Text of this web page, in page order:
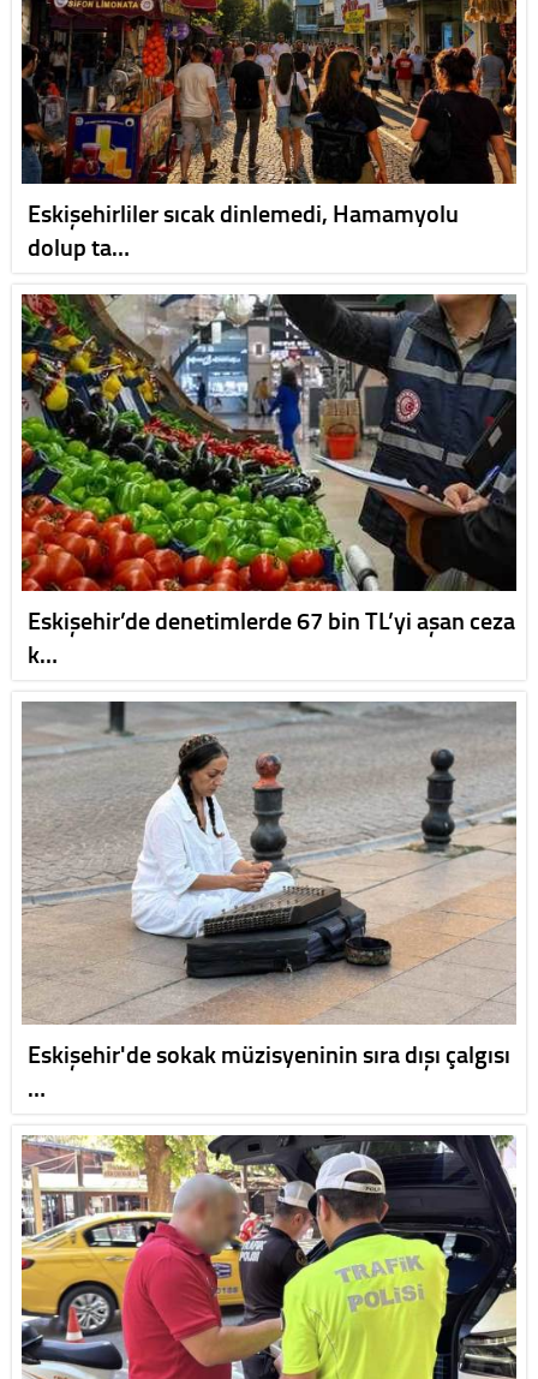
Eskişehirliler sıcak dinlemedi, Hamamyolu
dolup ta…
Eskişehir’de denetimlerde 67 bin TL’yi aşan ceza
k…
Eskişehir'de sokak müzisyeninin sıra dışı çalgısı
…